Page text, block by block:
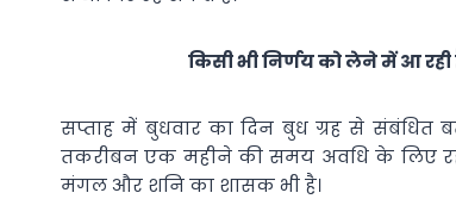
किसी भी निर्णय को लेने में आ
सप्ताह में बुधवार का दिन बुध ग्रह से संबंधित
तकरीबन एक महीने की समय अवधि के लिए
मंगल और शनि का शासक भी है।